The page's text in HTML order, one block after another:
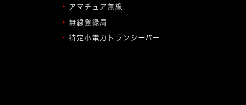
アマチュア無線
無線登録局
特定小電力トランシーバー